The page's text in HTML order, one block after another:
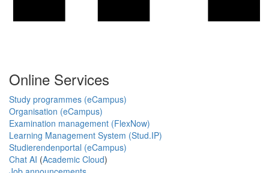
Online Services
Study programmes (eCampus)
Organisation (eCampus)
Examination management (FlexNow)
Learning Management System (Stud.IP)
Studierendenportal (eCampus)
Chat AI (Academic Cloud)